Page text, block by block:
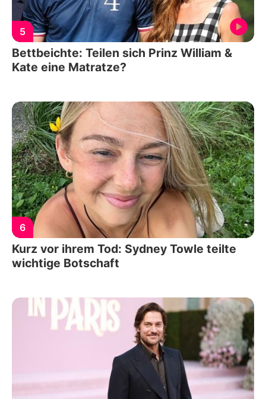
5
Bettbeichte: Teilen sich Prinz William &
Kate eine Matratze?
6
Kurz vor ihrem Tod: Sydney Towle teilte
wichtige Botschaft